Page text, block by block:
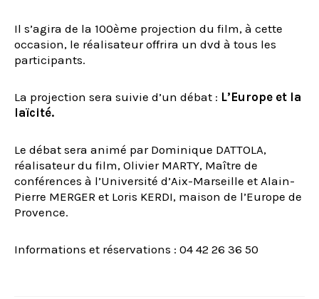
Il s’agira de la 100ème projection du film, à cette
occasion, le réalisateur offrira un dvd à tous les
participants.
La projection sera suivie d’un débat : L’Europe et la
laïcité.
Le débat sera animé par Dominique DATTOLA,
réalisateur du film, Olivier MARTY, Maître de
conférences à l’Université d’Aix-Marseille et Alain-
Pierre MERGER et Loris KERDI, maison de l’Europe de
Provence.
Informations et réservations : 04 42 26 36 50